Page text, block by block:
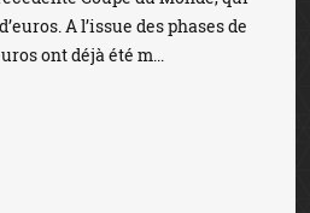
A l’issue des phases de
ont déjà été m...